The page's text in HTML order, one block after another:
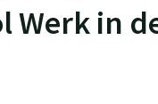
Werk in